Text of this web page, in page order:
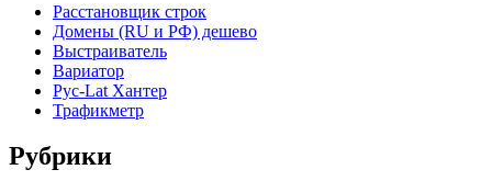
Расстановщик строк
Домены (RU и РФ) дешево
Выстраиватель
Вариатор
Рус-Lat Хантер
Трафикметр
Рубрики